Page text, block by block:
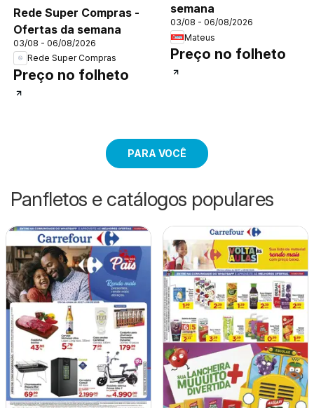
Rede Super Compras -
Ofertas da semana
03/08 - 06/08/2026
Rede Super Compras
Preço no folheto
semana
03/08 - 06/08/2026
Mateus
Preço no folheto
PARA VOCÊ
Panfletos e catálogos populares